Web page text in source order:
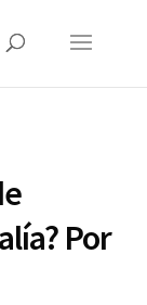
Por